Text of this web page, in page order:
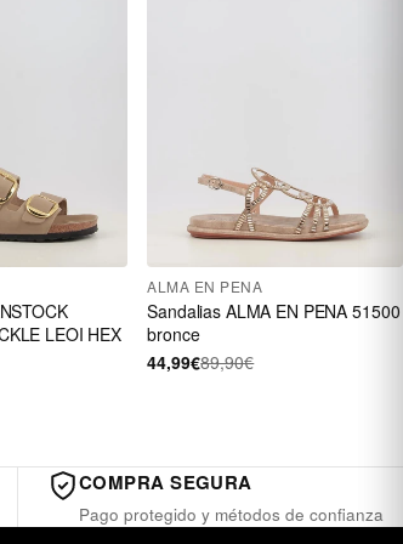
LEOI HEX
ALMA EN PENA
Sandalias ALMA EN PENA 51500
bronce
44,99€89,90€
COMPRA SEGURA
Pago protegido y métodos de confianza